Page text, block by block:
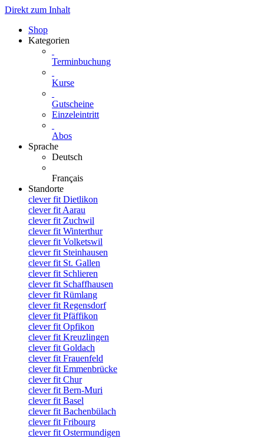
Direkt zum Inhalt
Shop
Kategorien
Terminbuchung
Kurse
Gutscheine
Einzeleintritt
Abos
Sprache
Deutsch
Français
Standorte
clever fit Dietlikon
clever fit Aarau
clever fit Zuchwil
clever fit Winterthur
clever fit Volketswil
clever fit Steinhausen
clever fit St. Gallen
clever fit Schlieren
clever fit Schaffhausen
clever fit Rümlang
clever fit Regensdorf
clever fit Pfäffikon
clever fit Opfikon
clever fit Kreuzlingen
clever fit Goldach
clever fit Frauenfeld
clever fit Emmenbrücke
clever fit Chur
clever fit Bern-Muri
clever fit Basel
clever fit Bachenbülach
clever fit Fribourg
clever fit Ostermundigen